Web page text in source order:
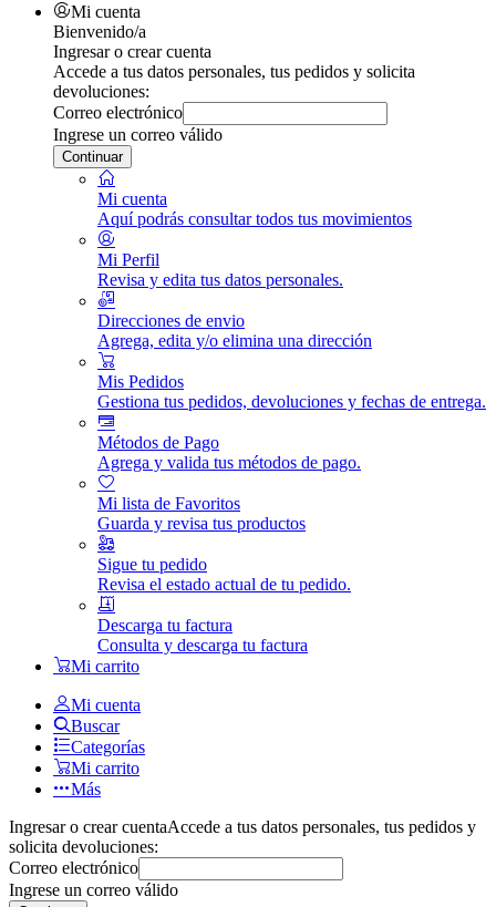
Mi cuenta
Bienvenido/a
Ingresar o crear cuenta
Accede a tus datos personales, tus pedidos y solicita
devoluciones:
Correo electrónico
Ingrese un correo válido
Continuar
Mi cuenta
Aquí podrás consultar todos tus movimientos
Mi Perfil
Revisa y edita tus datos personales.
Direcciones de envio
Agrega, edita y/o elimina una dirección
Mis Pedidos
Gestiona tus pedidos, devoluciones y fechas de entrega.
Métodos de Pago
Agrega y valida tus métodos de pago.
Mi lista de Favoritos
Guarda y revisa tus productos
Sigue tu pedido
Revisa el estado actual de tu pedido.
Descarga tu factura
Consulta y descarga tu factura
Mi carrito
Mi cuenta
Buscar
Categorías
Mi carrito
Más
Ingresar o crear cuentaAccede a tus datos personales, tus pedidos y
solicita devoluciones:
Correo electrónico
Ingrese un correo válido